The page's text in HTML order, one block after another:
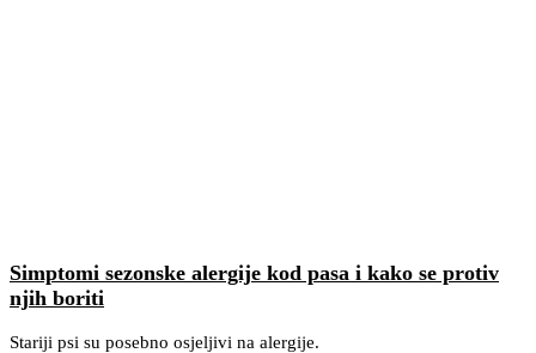
Simptomi sezonske alergije kod pasa i kako se protiv
njih boriti
Stariji psi su posebno osjeljivi na alergije.